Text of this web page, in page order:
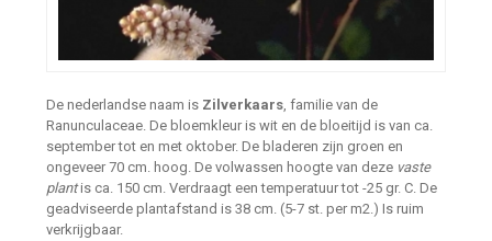
De nederlandse naam is Zilverkaars, familie van de
Ranunculaceae. De bloemkleur is wit en de bloeitijd is van ca.
september tot en met oktober. De bladeren zijn groen en
ongeveer 70 cm. hoog. De volwassen hoogte van deze vaste
plantis ca. 150 cm. Verdraagt een temperatuur tot -25 gr. C. De
geadviseerde plantafstand is 38 cm. (5-7 st. per m2.) Is ruim
verkrijgbaar.